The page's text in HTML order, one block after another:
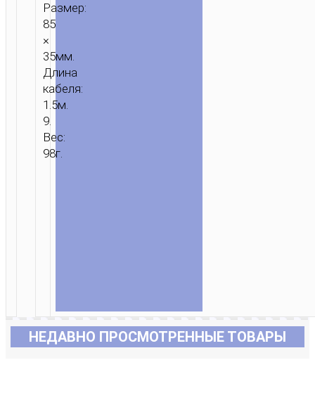
Размер:
85
×
35мм.
Длина
кабеля:
1.5м.
9.
Вес:
98г.
НЕДАВНО ПРОСМОТРЕННЫЕ ТОВАРЫ